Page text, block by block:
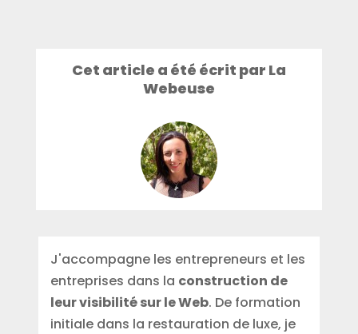
Cet article a été écrit par La
Webeuse
J'accompagne les entrepreneurs et les
entreprises dans la construction de
leur visibilité sur le Web. De formation
initiale dans la restauration de luxe, je